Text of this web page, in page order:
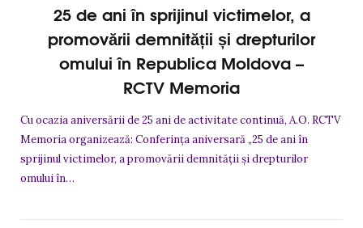
25 de ani în sprijinul victimelor, a
promovării demnității și drepturilor
omului în Republica Moldova –
RCTV Memoria
Cu ocazia aniversării de 25 ani de activitate continuă, A.O. RCTV
Memoria organizează: Conferința aniversară „25 de ani în
sprijinul victimelor, a promovării demnității și drepturilor
omului în…